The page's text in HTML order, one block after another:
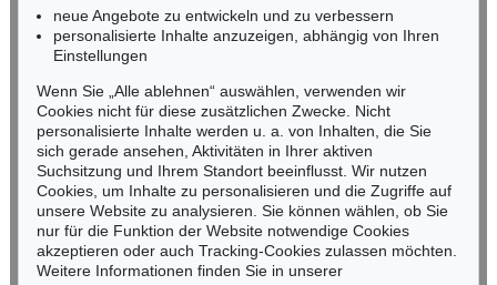
Expressive Landschaft, 1947
Ergebnis:€ 239.850
Keine Auktion mehr verpassen!
Wir informieren Sie rechtzeitig.
Jetzt zum Newsletter anmelden >
neue Angebote zu entwickeln und zu verbessern
personalisierte Inhalte anzuzeigen, abhängig von Ihren
Einstellungen
Wenn Sie „Alle ablehnen“ auswählen, verwenden wir
Cookies nicht für diese zusätzlichen Zwecke. Nicht
personalisierte Inhalte werden u. a. von Inhalten, die Sie
sich gerade ansehen, Aktivitäten in Ihrer aktiven
Suchsitzung und Ihrem Standort beeinflusst. Wir nutzen
Cookies, um Inhalte zu personalisieren und die Zugriffe auf
unsere Website zu analysieren. Sie können wählen, ob Sie
nur für die Funktion der Website notwendige Cookies
akzeptieren oder auch Tracking-Cookies zulassen möchten.
Weitere Informationen finden Sie in unserer